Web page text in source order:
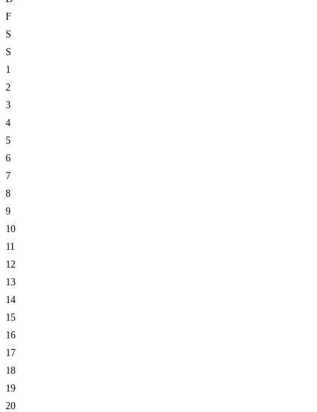
F
S
S
1
2
3
4
5
6
7
8
9
10
11
12
13
14
15
16
17
18
19
20